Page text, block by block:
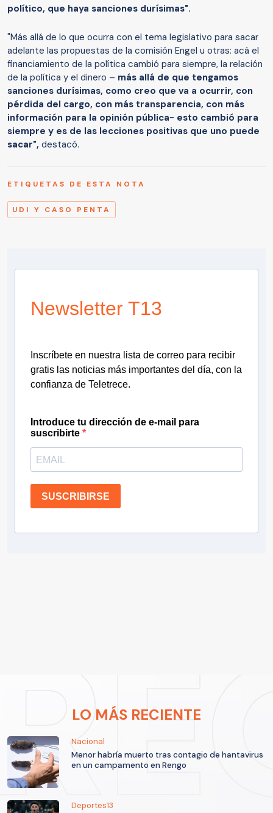
político, que haya sanciones durísimas".
"Más allá de lo que ocurra con el tema legislativo para sacar
adelante las propuestas de la comisión Engel u otras: acá el
financiamiento de la política cambió para siempre, la relación
de la política y el dinero – más allá de que tengamos
sanciones durísimas, como creo que va a ocurrir, con
pérdida del cargo, con más transparencia, con más
información para la opinión pública- esto cambió para
siempre y es de las lecciones positivas que uno puede
sacar", destacó.
ETIQUETAS DE ESTA NOTA
UDI Y CASO PENTA
Newsletter T13
Inscríbete en nuestra lista de correo para recibir
gratis las noticias más importantes del día, con la
confianza de Teletrece.
Introduce tu dirección de e-mail para
suscribirte
SUSCRIBIRSE
LO MÁS RECIENTE
Nacional
Menor habría muerto tras contagio de hantavirus
en un campamento en Rengo
Deportes13